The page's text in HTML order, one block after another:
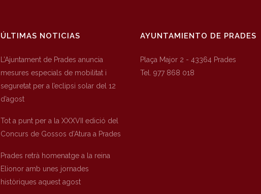
ÚLTIMAS NOTICIAS
L’Ajuntament de Prades anuncia
mesures especials de mobilitat i
seguretat per a l’eclipsi solar del 12
d’agost
Tot a punt per a la XXXVII edició del
Concurs de Gossos d’Atura a Prades
Prades retrà homenatge a la reina
Elionor amb unes jornades
històriques aquest agost
AYUNTAMIENTO DE PRADES
Plaça Major 2 - 43364 Prades
Tel. 977 868 018